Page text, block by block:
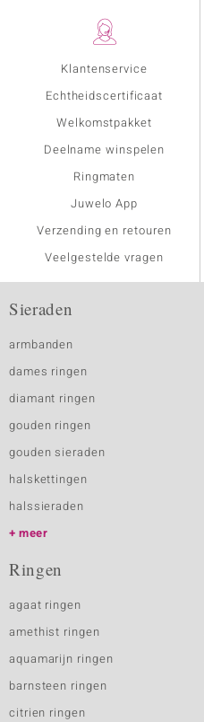
Klantenservice
Echtheidscertificaat
Welkomstpakket
Deelname winspelen
Ringmaten
Juwelo App
Verzending en retouren
Veelgestelde vragen
Sieraden
armbanden
dames ringen
diamant ringen
gouden ringen
gouden sieraden
halskettingen
halssieraden
meer
Ringen
agaat ringen
amethist ringen
aquamarijn ringen
barnsteen ringen
citrien ringen